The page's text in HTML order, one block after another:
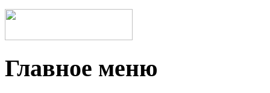
Главное меню